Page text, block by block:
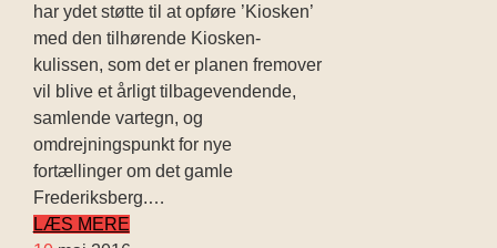
har ydet støtte til at opføre ’Kiosken’
med den tilhørende Kiosken-
kulissen, som det er planen fremover
vil blive et årligt tilbagevendende,
samlende vartegn, og
omdrejningspunkt for nye
fortællinger om det gamle
Frederiksberg.…
LÆS MERE